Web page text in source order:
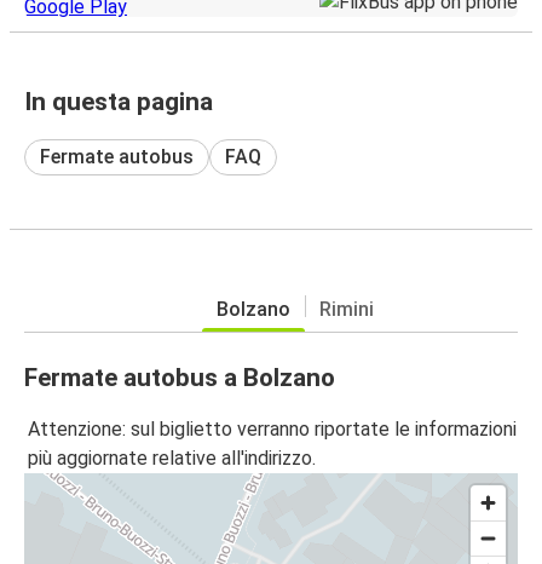
In questa pagina
Fermate autobus FAQ
Bolzano Rimini
Fermate autobus a Bolzano
Attenzione: sul biglietto verranno riportate le informazioni
più aggiornate relative all'indirizzo.